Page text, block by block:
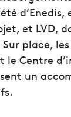
d’Enedis,
et LVD,
place,
le Centre
un